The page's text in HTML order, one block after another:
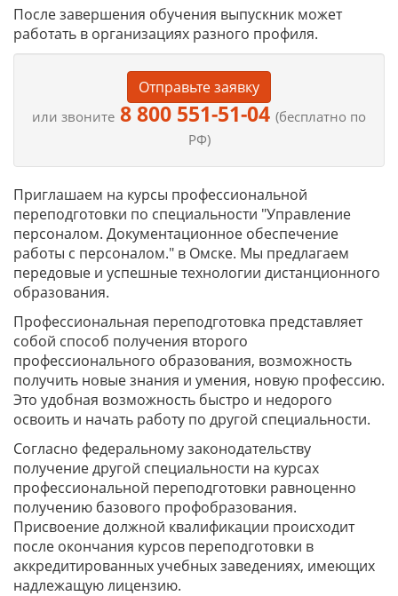
После завершения обучения выпускник может
работать в организациях разного профиля.
Отправьте заявку
или звоните 8 800 551-51-04 (бесплатно по
РФ)
Приглашаем на курсы профессиональной
переподготовки по специальности "Управление
персоналом. Документационное обеспечение
работы с персоналом." в Омске. Мы предлагаем
передовые и успешные технологии дистанционного
образования.
Профессиональная переподготовка представляет
собой способ получения второго
профессионального образования, возможность
получить новые знания и умения, новую профессию.
Это удобная возможность быстро и недорого
освоить и начать работу по другой специальности.
Согласно федеральному законодательству
получение другой специальности на курсах
профессиональной переподготовки равноценно
получению базового профобразования.
Присвоение должной квалификации происходит
после окончания курсов переподготовки в
аккредитированных учебных заведениях, имеющих
надлежащую лицензию.